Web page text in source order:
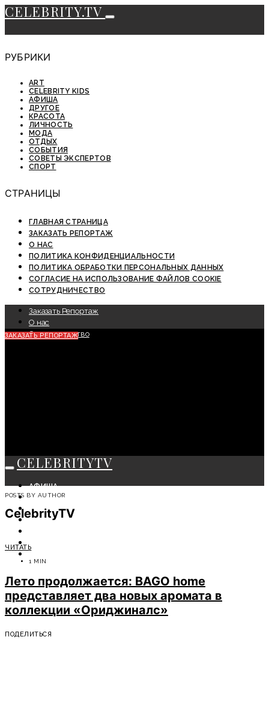
CELEBRITY.TV
РУБРИКИ
ART
CELEBRITY KIDS
АФИША
ДРУГОЕ
КРАСОТА
ЛИЧНОСТЬ
МОДА
ОТДЫХ
СОБЫТИЯ
СОВЕТЫ ЭКСПЕРТОВ
СПОРТ
СТРАНИЦЫ
ГЛАВНАЯ СТРАНИЦА
ЗАКАЗАТЬ РЕПОРТАЖ
О НАС
ПОЛИТИКА КОНФИДЕНЦИАЛЬНОСТИ
ПОЛИТИКА ОБРАБОТКИ ПЕРСОНАЛЬНЫХ ДАННЫХ
СОГЛАСИЕ НА ИСПОЛЬЗОВАНИЕ ФАЙЛОВ COOKIE
СОТРУДНИЧЕСТВО
Заказать Репортаж
О нас
Сотрудничество
ЗАКАЗАТЬ РЕПОРТАЖ
CELEBRITYTV
АФИША
СОБЫТИЯ
КРАСОТА
МОДА
POSTS BY AUTHOR
CelebrityTV
ЧИТАТЬ
1 MIN
Лето продолжается: BAGO home
представляет два новых аромата в
коллекции «Ориджиналс»
ПОДЕЛИТЬСЯ